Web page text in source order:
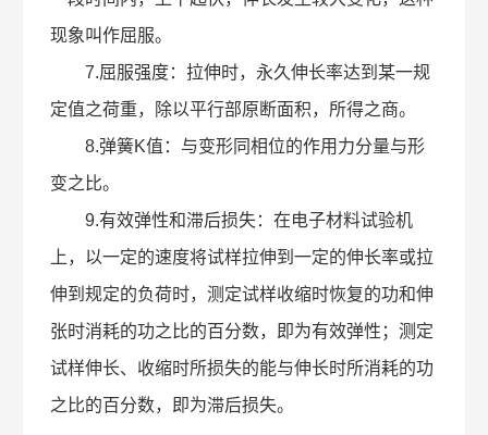
现象叫作屈服。
7.屈服强度：拉伸时，永久伸长率达到某一规
定值之荷重，除以平行部原断面积，所得之商。
8.弹簧K值：与变形同相位的作用力分量与形
变之比。
9.有效弹性和滞后损失：在电子材料试验机
上，以一定的速度将试样拉伸到一定的伸长率或拉
伸到规定的负荷时，测定试样收缩时恢复的功和伸
张时消耗的功之比的百分数，即为有效弹性；测定
试样伸长、收缩时所损失的能与伸长时所消耗的功
之比的百分数，即为滞后损失。